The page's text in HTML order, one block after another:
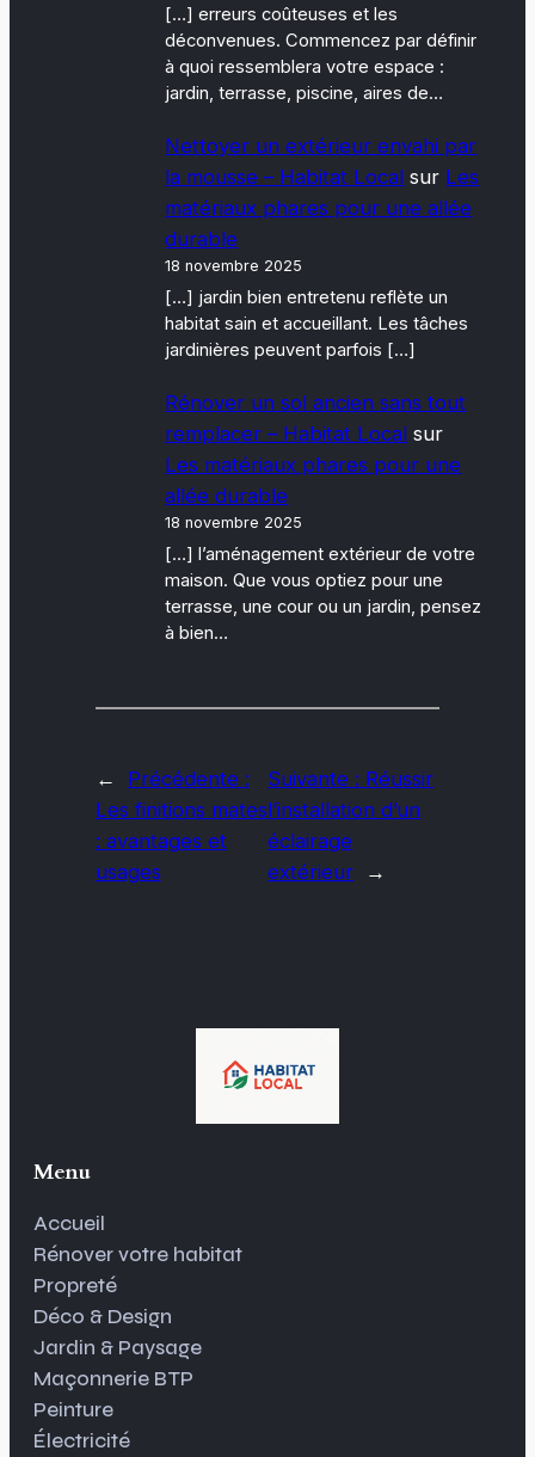
[…] erreurs coûteuses et les
déconvenues. Commencez par définir
à quoi ressemblera votre espace :
jardin, terrasse, piscine, aires de…
Nettoyer un extérieur envahi par
la mousse – Habitat Local sur Les
matériaux phares pour une allée
durable
18 novembre 2025
[…] jardin bien entretenu reflète un
habitat sain et accueillant. Les tâches
jardinières peuvent parfois […]
Rénover un sol ancien sans tout
remplacer – Habitat Local sur
Les matériaux phares pour une
allée durable
18 novembre 2025
[…] l’aménagement extérieur de votre
maison. Que vous optiez pour une
terrasse, une cour ou un jardin, pensez
à bien…
←
Précédente :
Les finitions mates
: avantages et
usages
Suivante : Réussir
l’installation d’un
éclairage
extérieur
→
Menu
Accueil
Rénover votre habitat
Propreté
Déco & Design
Jardin & Paysage
Maçonnerie BTP
Peinture
Électricité